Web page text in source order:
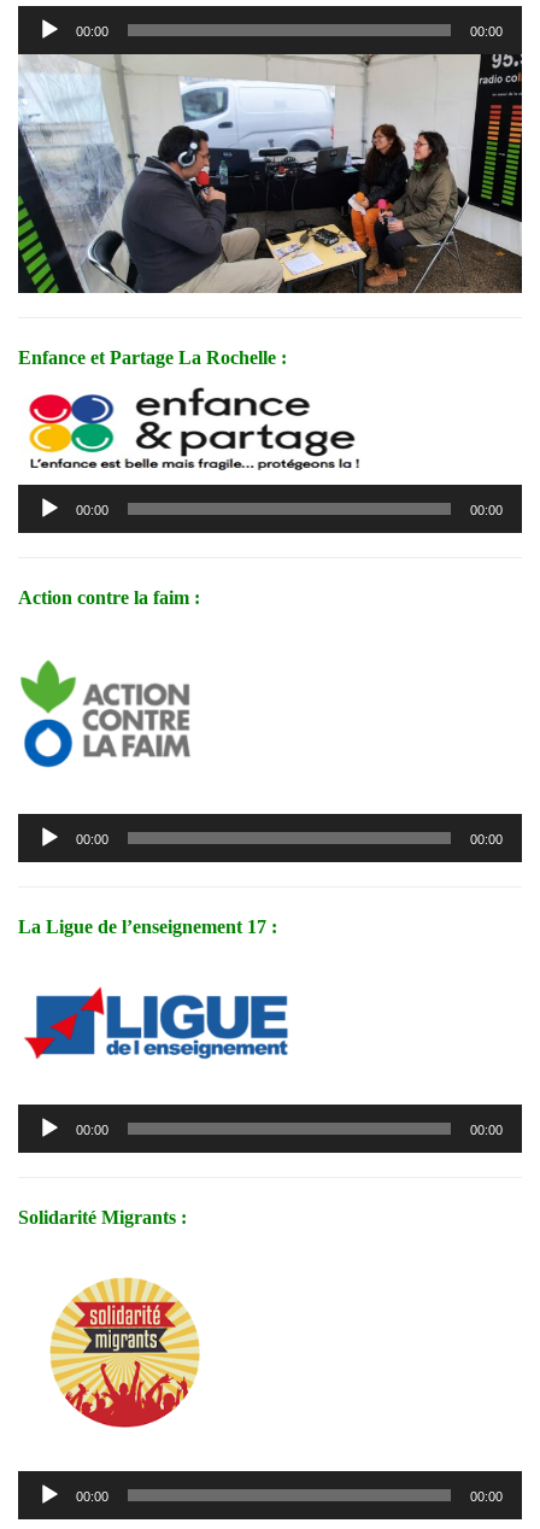
Lecteur
audio
00:00 00:00
Enfance et Partage La Rochelle :
Lecteur
audio
00:00 00:00
Action contre la faim :
Lecteur
audio
00:00 00:00
La Ligue de l’enseignement 17 :
Lecteur
audio
00:00 00:00
Solidarité Migrants :
Lecteur
audio
00:00 00:00